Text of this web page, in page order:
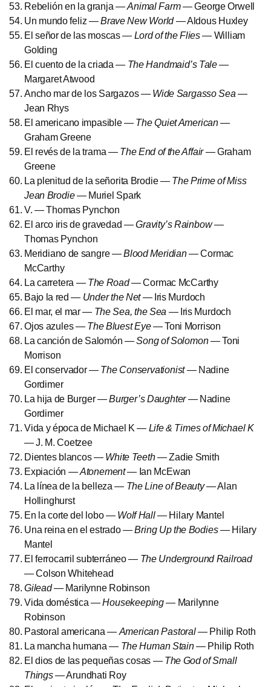
Rebelión en la granja —Animal Farm— George Orwell
Un mundo feliz —Brave New World— Aldous Huxley
El señor de las moscas — Lord of the Flies— William
Golding
El cuento de la criada — The Handmaid’s Tale—
Margaret Atwood
Ancho mar de los Sargazos — Wide Sargasso Sea —
Jean Rhys
El americano impasible — The Quiet American—
Graham Greene
El revés de la trama — The End of the Affair— Graham
Greene
La plenitud de la señorita Brodie — The Prime of Miss
Jean Brodie— Muriel Spark
V. — Thomas Pynchon
El arco iris de gravedad —Gravity’s Rainbow—
Thomas Pynchon
Meridiano de sangre —Blood Meridian— Cormac
McCarthy
La carretera — The Road— Cormac McCarthy
Bajo la red — Under the Net— Iris Murdoch
El mar, el mar — The Sea, the Sea — Iris Murdoch
Ojos azules — The Bluest Eye— Toni Morrison
La canción de Salomón —Song of Solomon— Toni
Morrison
El conservador — The Conservationist— Nadine
Gordimer
La hija de Burger —Burger’s Daughter— Nadine
Gordimer
Vida y época de Michael K — Life & Times of Michael K
— J. M. Coetzee
Dientes blancos — White Teeth— Zadie Smith
Expiación —Atonement— Ian McEwan
La línea de la belleza — The Line of Beauty— Alan
Hollinghurst
En la corte del lobo — Wolf Hall— Hilary Mantel
Una reina en el estrado —Bring Up the Bodies— Hilary
Mantel
El ferrocarril subterráneo — The Underground Railroad
— Colson Whitehead
Gilead— Marilynne Robinson
Vida doméstica —Housekeeping— Marilynne
Robinson
Pastoral americana — American Pastoral— Philip Roth
La mancha humana — The Human Stain— Philip Roth
El dios de las pequeñas cosas — The God of Small
Things— Arundhati Roy